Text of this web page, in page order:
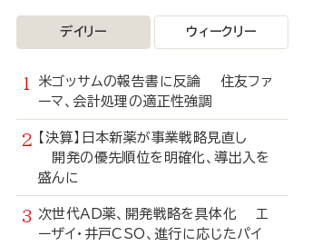
デイリー ウィークリー
米ゴッサムの報告書に反論 住友ファ
ーマ、会計処理の適正性強調
【決算】日本新薬が事業戦略見直し
開発の優先順位を明確化、導出入を
盛んに
次世代AD薬、開発戦略を具体化 エ
ーザイ・井戸CSO、進行に応じたパイ